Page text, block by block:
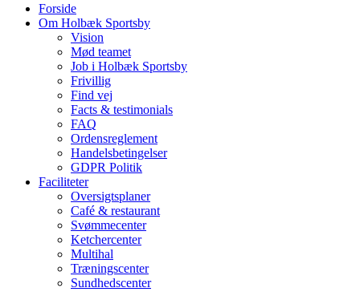
Forside
Om Holbæk Sportsby
Vision
Mød teamet
Job i Holbæk Sportsby
Frivillig
Find vej
Facts & testimonials
FAQ
Ordensreglement
Handelsbetingelser
GDPR Politik
Faciliteter
Oversigtsplaner
Café & restaurant
Svømmecenter
Ketchercenter
Multihal
Træningscenter
Sundhedscenter